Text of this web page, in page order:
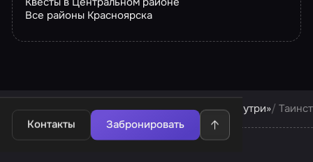
Все районы Красноярска
Контакты Забронировать
Квесты в Красноярске Квесты компании «Внутри»